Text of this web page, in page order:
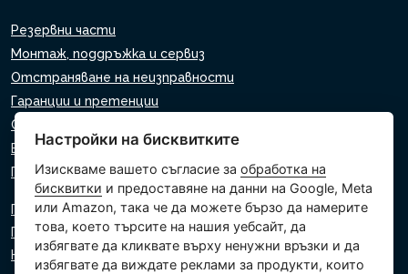
Резервни части
Монтаж, поддръжка и сервиз
Отстраняване на неизправности
Гаранции и претенции
Списък на търговците на дребно
Виртуален асистент
Пишете ни
Политика за поверителност
Политика за използване на бисквитки
Настройки на бисквитките
Настройки на бисквитките
Изискваме вашето съгласие заобработка на
бисквитки и предоставяне на данни на Google, Meta
или Amazon, така че да можете бързо да намерите
това, което търсите на нашия уебсайт, да
избягвате да кликвате върху ненужни връзки и да
избягвате да виждате реклами за продукти, които